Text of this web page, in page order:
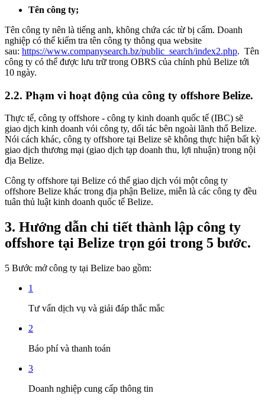
Tên công ty;
Tên công ty nên là tiếng anh, không chứa các từ bị cấm. Doanh
nghiệp có thể kiểm tra tên công ty thông qua website
sau: https://www.companysearch.bz/public_search/index2.php. Tên
công ty có thể được lưu trữ trong OBRS của chính phủ Belize tới
10 ngày.
2.2. Phạm vi hoạt động của công ty offshore Belize.
Thực tế, công ty offshore - công ty kinh doanh quốc tế (IBC) sẽ
giao dịch kinh doanh vói công ty, dối tác bên ngoài lãnh thổ Belize.
Nói cách khác, công ty offshore tại Belize sẽ không thực hiện bất kỳ
giao dịch thương mại (giao dịch tạp doanh thu, lợi nhuận) trong nội
địa Belize.
Công ty offshore tại Belize có thể giao dịch vói một công ty
offshore Belize khác trong địa phận Belize, miễn là các công ty đều
tuân thủ luật kinh doanh quốc tế Belize.
3. Hướng dẫn chi tiết thành lập công ty
offshore tại Belize trọn gói trong 5 bước.
5 Bước mở công ty tại Belize bao gồm:
1
Tư vấn dịch vụ và giải đáp thắc mắc
2
Báo phí và thanh toán
3
Doanh nghiệp cung cấp thông tin